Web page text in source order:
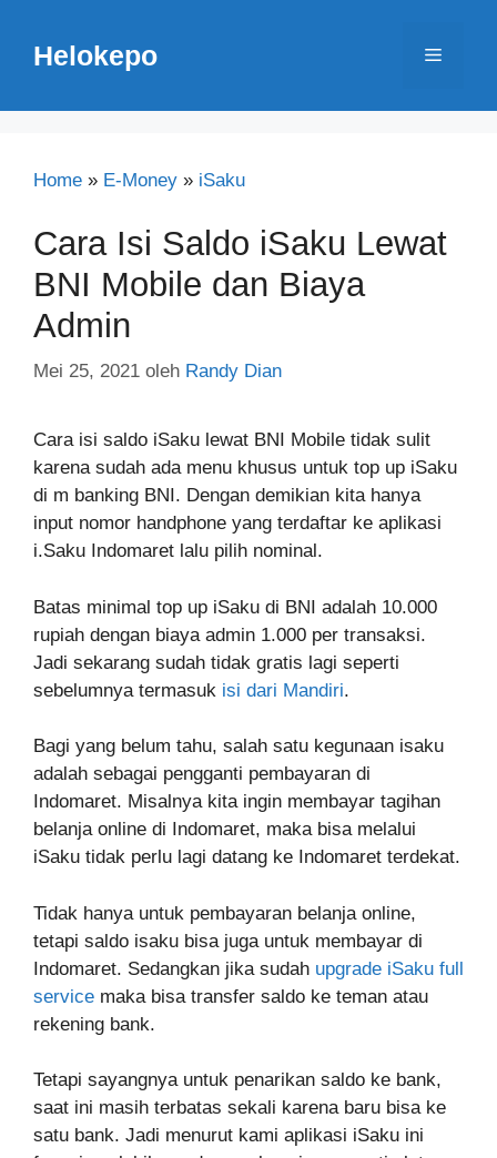
Helokepo Menu
Home » E-Money » iSaku
Cara Isi Saldo iSaku Lewat
BNI Mobile dan Biaya
Admin
Mei 25, 2021 oleh Randy Dian
Cara isi saldo iSaku lewat BNI Mobile tidak sulit
karena sudah ada menu khusus untuk top up iSaku
di m banking BNI. Dengan demikian kita hanya
input nomor handphone yang terdaftar ke aplikasi
i.Saku Indomaret lalu pilih nominal.
Batas minimal top up iSaku di BNI adalah 10.000
rupiah dengan biaya admin 1.000 per transaksi.
Jadi sekarang sudah tidak gratis lagi seperti
sebelumnya termasuk isi dari Mandiri.
Bagi yang belum tahu, salah satu kegunaan isaku
adalah sebagai pengganti pembayaran di
Indomaret. Misalnya kita ingin membayar tagihan
belanja online di Indomaret, maka bisa melalui
iSaku tidak perlu lagi datang ke Indomaret terdekat.
Tidak hanya untuk pembayaran belanja online,
tetapi saldo isaku bisa juga untuk membayar di
Indomaret. Sedangkan jika sudah upgrade iSaku full
service maka bisa transfer saldo ke teman atau
rekening bank.
Tetapi sayangnya untuk penarikan saldo ke bank,
saat ini masih terbatas sekali karena baru bisa ke
satu bank. Jadi menurut kami aplikasi iSaku ini